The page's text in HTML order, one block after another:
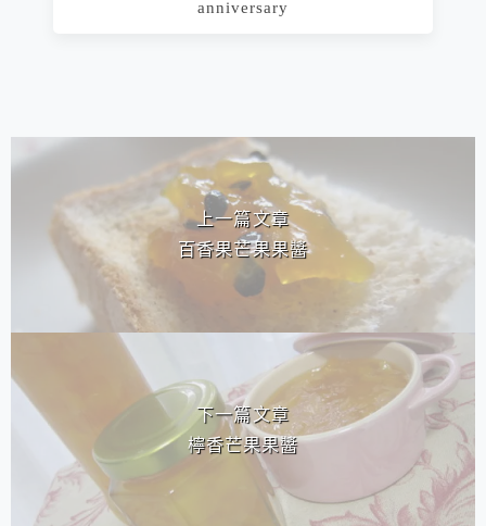
anniversary
相連文章
上一篇文章
百香果芒果果醬
下一篇文章
檸香芒果果醬